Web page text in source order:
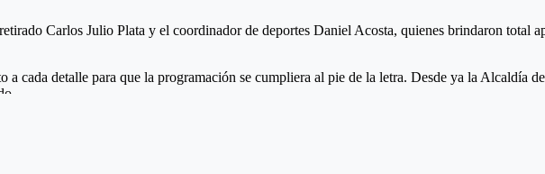
Carlos Julio Plata y el coordinador de deportes Daniel Acosta, quienes brindaron total
cada detalle para que la programación se cumpliera al pie de la letra. Desde ya la Alcaldía